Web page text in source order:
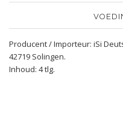
Producent / Importeur: iSi
42719 Solingen.
Inhoud: 4 tlg.